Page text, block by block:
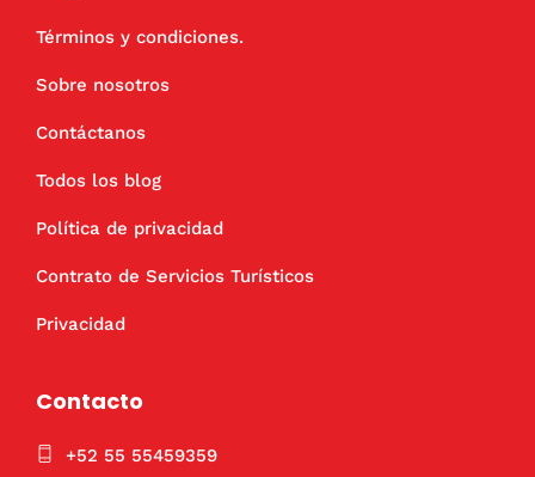
Términos y condiciones.
Sobre nosotros
Contáctanos
Todos los blog
Política de privacidad
Contrato de Servicios Turísticos
Privacidad
Contacto
+52 55 55459359